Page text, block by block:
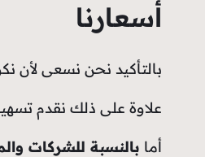
أسعارنا
بالتأكيد نحن نسعى لأن
علاوة على ذلك نقدم
أما بالنسبة للشركات